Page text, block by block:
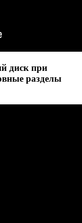
диск при
разделы